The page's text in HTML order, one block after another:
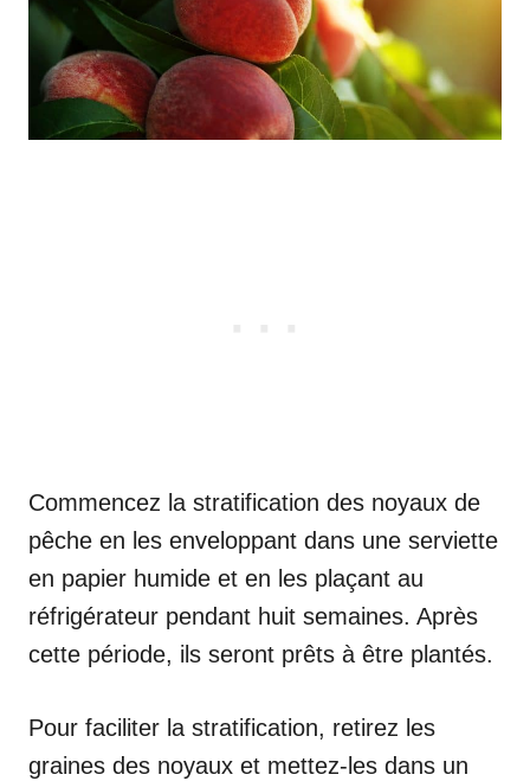
Commencez la stratification des noyaux de
pêche en les enveloppant dans une serviette
en papier humide et en les plaçant au
réfrigérateur pendant huit semaines. Après
cette période, ils seront prêts à être plantés.
Pour faciliter la stratification, retirez les
graines des noyaux et mettez-les dans un